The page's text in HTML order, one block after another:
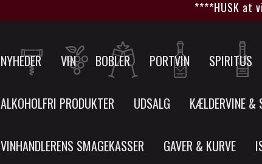
****HUSK at vi
NYHEDER VIN BOBLER PORTVIN SPIRITUS
ALKOHOLFRI PRODUKTER UDSALG KÆLDERVINE &
VINHANDLERENS SMAGEKASSER GAVER & KURVE